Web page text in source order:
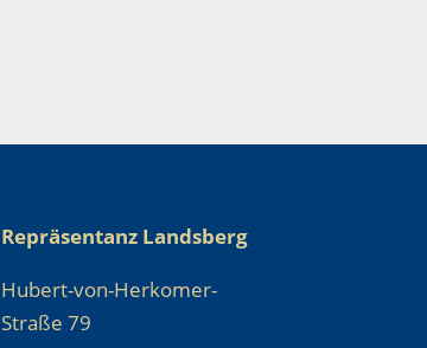
Repräsentanz Landsberg
Hubert-von-Herkomer-
Straße 79